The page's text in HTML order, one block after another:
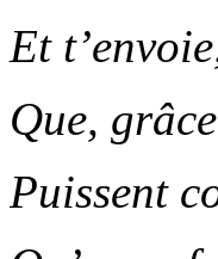
Et
Que,
Puissent